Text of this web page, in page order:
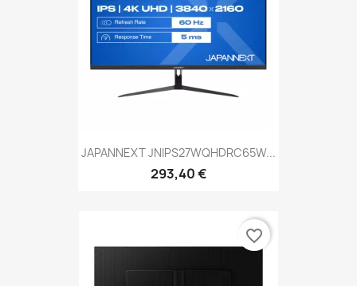
JAPANNEXT JNIPS27WQHDRC65W...
293,40 €
favorite_border